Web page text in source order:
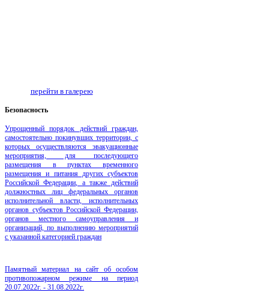
перейти в галерею
Безопаcность
Упрощенный порядок действий граждан,
самостоятельно покинувших территории, с
которых осуществляются эвакуационные
мероприятия, для последующего
размещения в пунктах временного
размещения и питания других субъектов
Российской Федерации, а также действий
должностных лиц федеральных органов
исполнительной власти, исполнительных
органов субъектов Российской Федерации,
органов местного самоуправления и
организаций, по выполнению мероприятий
с указанной категорией граждан
Памятный материал на сайт об особом
противопожарном режиме на период
20.07.2022г. - 31.08.2022г.